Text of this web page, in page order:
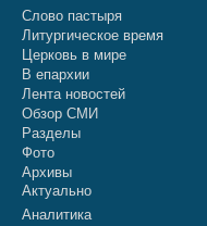
Слово пастыря
Литургическое время
Церковь в мире
В епархии
Лента новостей
Обзор СМИ
Разделы
Фото
Архивы
Актуально
Аналитика